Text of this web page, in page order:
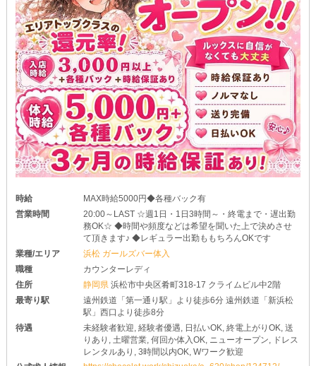
時給
MAX時給5000円◆各種バック有
営業時間
20:00～LAST ☆週1日・1日3時間～・終電まで・遅出勤
務OK☆ ◆時間や頻度などは希望を聞いた上で決めさせ
て頂きます♪ ◆レギュラー出勤ももちろんOKです
業種/エリア
浜松 ガールズバー体入
職種
カウンターレディ
住所
静岡県浜松市中央区肴町318-17 クライムビル中2階
最寄り駅
遠州鉄道「第一通り駅」より徒歩6分 遠州鉄道「新浜松
駅」西口より徒歩8分
待遇
未経験者歓迎, 経験者優遇, 日払いOK, 終電上がりOK, 送
りあり, 土曜営業, 何回か体入OK, ニューオープン, ドレス
レンタルあり, 3時間以内OK, Wワーク歓迎